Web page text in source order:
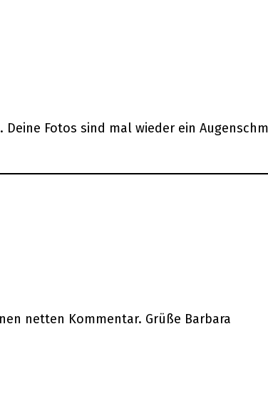
Fotos sind mal wieder ein
netten Kommentar. Grüße Barbara